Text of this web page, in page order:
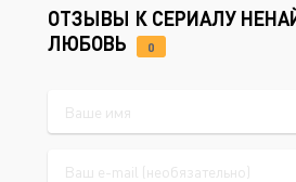
ОТЗЫВЫ К СЕРИАЛУ
ЛЮБОВЬ
0